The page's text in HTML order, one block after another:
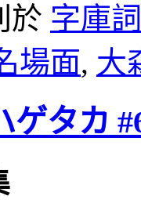
於 字庫
場面, 大
ゲタカ